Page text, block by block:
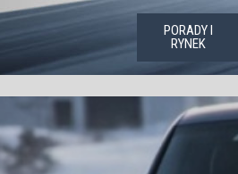
PORADY I
RYNEK